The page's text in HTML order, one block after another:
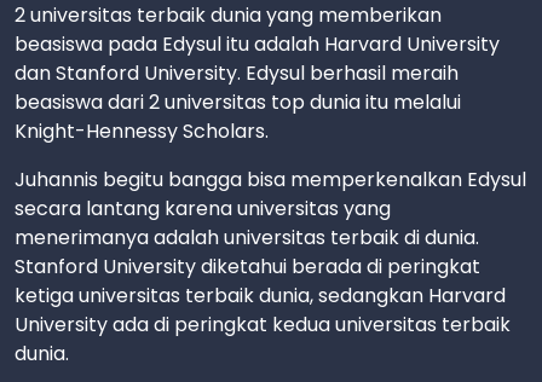
2 universitas terbaik dunia yang memberikan
beasiswa pada Edysul itu adalah Harvard University
dan Stanford University. Edysul berhasil meraih
beasiswa dari 2 universitas top dunia itu melalui
Knight-Hennessy Scholars.
Juhannis begitu bangga bisa memperkenalkan Edysul
secara lantang karena universitas yang
menerimanya adalah universitas terbaik di dunia.
Stanford University diketahui berada di peringkat
ketiga universitas terbaik dunia, sedangkan Harvard
University ada di peringkat kedua universitas terbaik
dunia.